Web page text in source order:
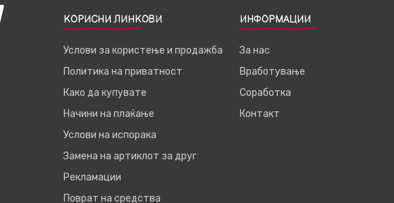
КОРИСНИ ЛИНКОВИ
Услови за користење и продажба
Политика на приватност
Како да купувате
Начини на плаќање
Услови на испорака
Замена на артиклот за друг
Рекламации
Поврат на средства
ИНФОРМАЦИИ
За нас
Вработување
Соработка
Контакт